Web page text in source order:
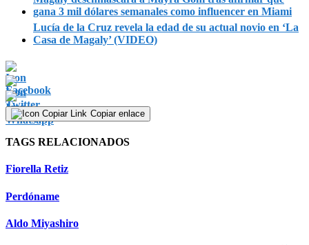
gana 3 mil dólares semanales como influencer en Miami
Lucía de la Cruz revela la edad de su actual novio en ‘La
Casa de Magaly’ (VIDEO)
Copiar enlace
TAGS RELACIONADOS
Fiorella Retiz
Perdóname
Aldo Miyashiro